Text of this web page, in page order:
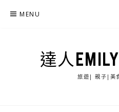
MENU
達人
旅遊| 親子|美